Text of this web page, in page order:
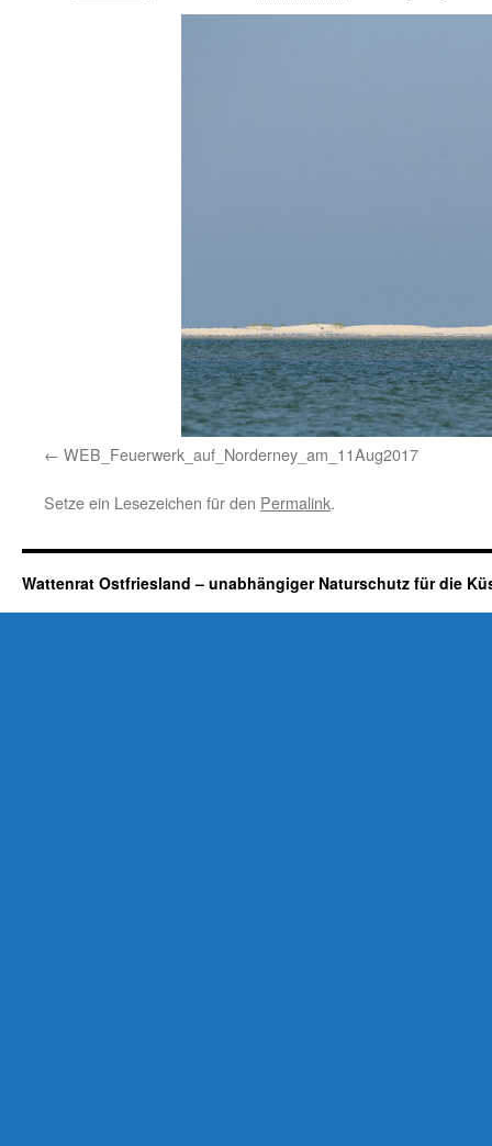
WEB_Feuerwerk_auf_Norderney_am_11Aug2017
Setze ein Lesezeichen für den Permalink.
Wattenrat Ostfriesland – unabhängiger Naturschutz für die